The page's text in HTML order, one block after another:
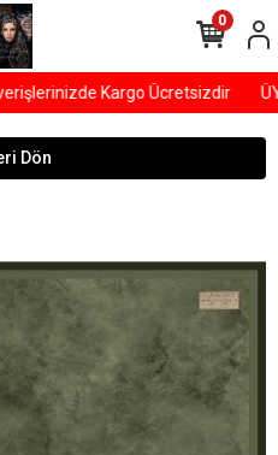
Kargo Ücretsizdir
0
Dön